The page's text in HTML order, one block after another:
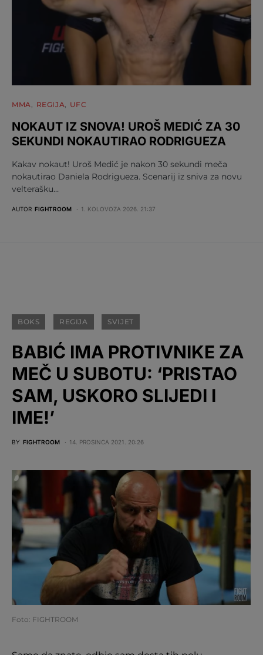
MMA REGIJA UFC
NOKAUT IZ SNOVA! UROŠ MEDIĆ ZA 30
SEKUNDI NOKAUTIRAO RODRIGUEZA
Kakav nokaut! Uroš Medić je nakon 30 sekundi meča
nokautirao Daniela Rodrigueza. Scenarij iz sniva za novu
velterašku…
AUTOR FIGHTROOM 1. KOLOVOZA 2026. 21:37
BOKS REGIJA SVIJET
BABIĆ IMA PROTIVNIKE ZA
MEČ U SUBOTU: ‘PRISTAO
SAM, USKORO SLIJEDI I
IME!’
BY FIGHTROOM 14. PROSINCA 2021. 20:26
Foto: FIGHTROOM